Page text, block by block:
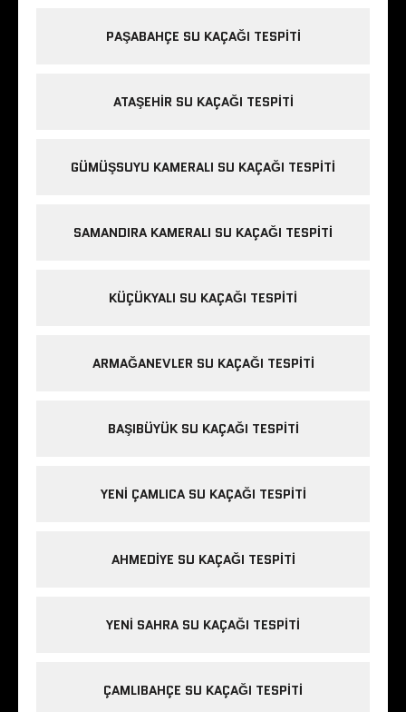
PAŞABAHÇE SU KAÇAĞI TESPITI
ATAŞEHIR SU KAÇAĞI TESPITI
GÜMÜŞSUYU KAMERALI SU KAÇAĞI TESPITI
SAMANDIRA KAMERALI SU KAÇAĞI TESPITI
KÜÇÜKYALI SU KAÇAĞI TESPITI
ARMAĞANEVLER SU KAÇAĞI TESPITI
BAŞIBÜYÜK SU KAÇAĞI TESPITI
YENI ÇAMLICA SU KAÇAĞI TESPITI
AHMEDIYE SU KAÇAĞI TESPITI
YENI SAHRA SU KAÇAĞI TESPITI
ÇAMLIBAHÇE SU KAÇAĞI TESPITI